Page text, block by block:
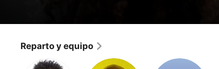
Ella solita
Drama ·Crimen
Reparto y equipo